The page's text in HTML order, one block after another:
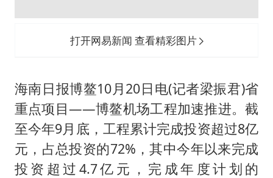
打开网易新闻 查看精彩图片
海南日报博鳌10月20日电(记者梁振君)省
重点项目——博鳌机场工程加速推进。截
至今年9月底，工程累计完成投资超过8亿
元，占总投资的72%，其中今年以来完成
投资超过4.7亿元，完成年度计划的